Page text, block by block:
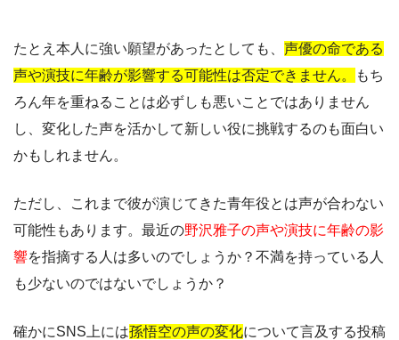
たとえ本人に強い願望があったとしても、 声優の命である
声や演技に年齢が影響する可能性は否定できません。
もち
ろん年を重ねることは必ずしも悪いことではありません
し、変化した声を活かして新しい役に挑戦するのも面白い
かもしれません。
ただし、これまで彼が演じてきた青年役とは声が合わない
可能性もあります。最近の野沢雅子の声や演技に年齢の影
響を指摘する人は多いのでしょうか？不満を持っている人
も少ないのではないでしょうか？
確かにSNS上には孫悟空の声の変化について言及する投稿